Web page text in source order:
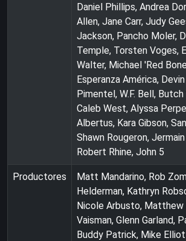
Daniel Phillips, Andrea
Allen, Jane Carr, Judy
Jackson, Pancho Moler,
Temple, Torsten Voges,
Walter, Michael 'Red
Esperanza América,
Pimentel, W.F. Bell,
Caleb West, Alyssa
Albertus, Kara Gibson,
Shawn Rougeron,
Robert Rhine, John 5
Productores
Matt Mandarino, Rob
Helderman, Kathryn
Nicole Arbusto, Matthew
Vaisman, Glenn Garland,
Buddy Patrick, Mike